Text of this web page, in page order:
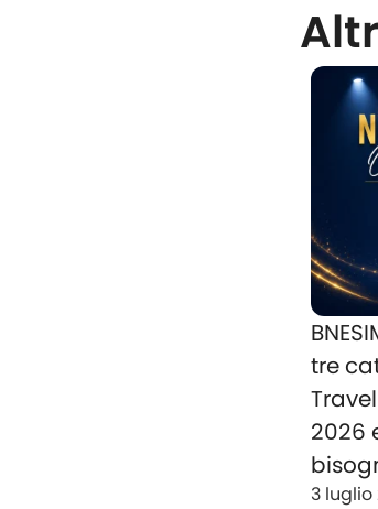
tre
2026
3 luglio